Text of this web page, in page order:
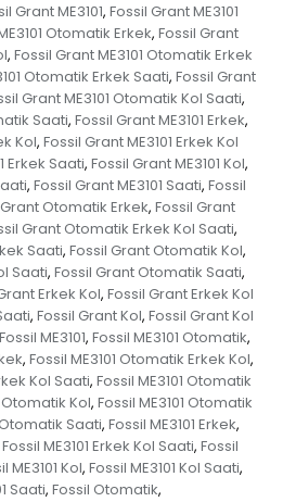
Grant ME3101, Fossil Grant ME3101
Otomatik Erkek, Fossil Grant
, Fossil Grant ME3101 Otomatik Erkek
Otomatik Erkek Saati, Fossil Grant
Grant ME3101 Otomatik Kol Saati,
Saati, Fossil Grant ME3101 Erkek,
Kol, Fossil Grant ME3101 Erkek Kol
Erkek Saati, Fossil Grant ME3101 Kol,
, Fossil Grant ME3101 Saati, Fossil
Otomatik Erkek, Fossil Grant
Grant Otomatik Erkek Kol Saati,
Saati, Fossil Grant Otomatik Kol,
Saati, Fossil Grant Otomatik Saati,
Erkek Kol, Fossil Grant Erkek Kol
, Fossil Grant Kol, Fossil Grant Kol
Fossil ME3101, Fossil ME3101 Otomatik,
, Fossil ME3101 Otomatik Erkek Kol,
Kol Saati, Fossil ME3101 Otomatik
Otomatik Kol, Fossil ME3101 Otomatik
Otomatik Saati, Fossil ME3101 Erkek,
Fossil ME3101 Erkek Kol Saati, Fossil
ME3101 Kol, Fossil ME3101 Kol Saati,
Saati, Fossil Otomatik,